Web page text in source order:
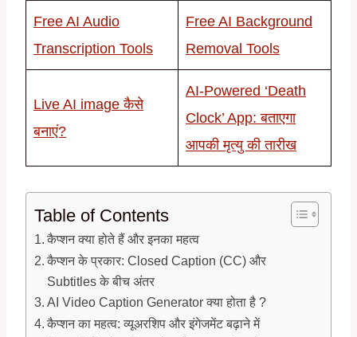
Free AI Audio
Transcription Tools
Free AI Background
Removal Tools
Live AI image कैसे
बनाएं?
AI-Powered ‘Death
Clock’ App: बताएगा
आपकी मृत्यु की तारीख
Table of Contents
कैप्शन क्या होते हैं और इनका महत्व
कैप्शन के प्रकार: Closed Caption (CC) और
Subtitles के बीच अंतर
AI Video Caption Generator क्या होता है ?
कैप्शन का महत्व: व्यूअरशिप और इंगेजमेंट बढ़ाने में